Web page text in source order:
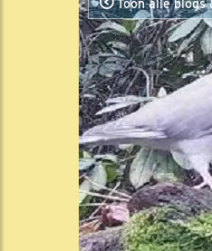
Toon alle blogs